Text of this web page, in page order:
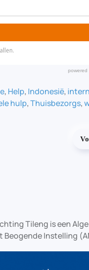
, Help, Indonesië,
hulp,Thuisbezorgs,
Tileng is een
Beogende Instelling